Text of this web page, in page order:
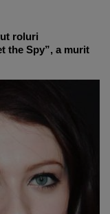
roluri
the Spy”, a murit